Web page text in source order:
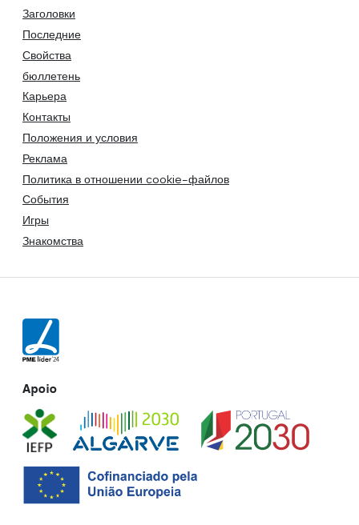
Заголовки
Последние
Свойства
бюллетень
Карьера
Контакты
Положения и условия
Реклама
Политика в отношении cookie-файлов
События
Игры
Знакомства
Apoio